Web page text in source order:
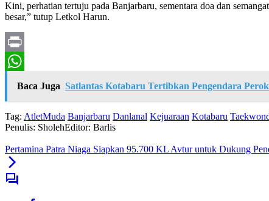
Kini, perhatian tertuju pada Banjarbaru, sementara doa dan
besar,” tutup Letkol Harun.
Print
WhatsApp
Baca Juga Satlantas Kotabaru Tertibkan Pengendara
Tag: AtletMuda Banjarbaru Danlanal Kejuaraan Kotabaru
Penulis: SholehEditor: Barlis
Pertamina Patra Niaga Siapkan 95.700 KL Avtur untuk Dukung